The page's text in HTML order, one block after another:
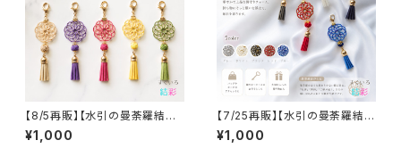
【8/5再販】【水引の曼荼羅結び
とあわじ玉の御守りチャーム①】
全５色
¥1,000
【7/25再販】【水引の曼荼羅結び
とあわじ玉の御守りチャーム③】
全５色
¥1,000